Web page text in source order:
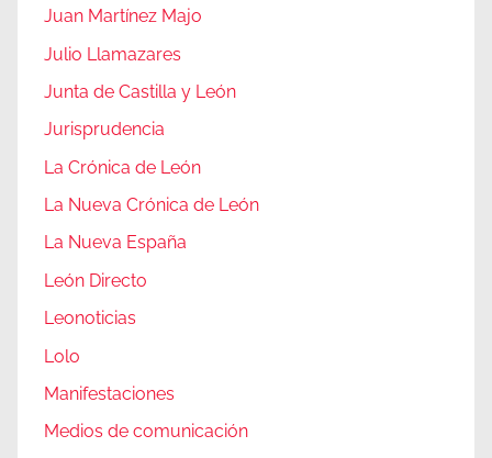
Juan Martínez Majo
Julio Llamazares
Junta de Castilla y León
Jurisprudencia
La Crónica de León
La Nueva Crónica de León
La Nueva España
León Directo
Leonoticias
Lolo
Manifestaciones
Medios de comunicación